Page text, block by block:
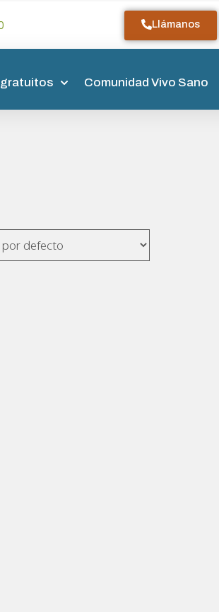
Llámanos
Comunidad Vivo Sano